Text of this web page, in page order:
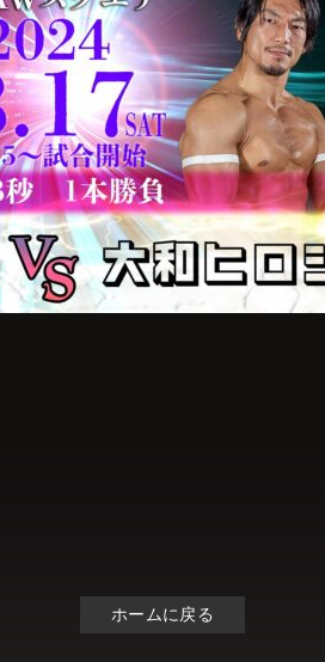
ホームに戻る